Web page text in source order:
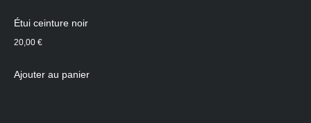
Étui ceinture noir
20,00 €
Ajouter au panier